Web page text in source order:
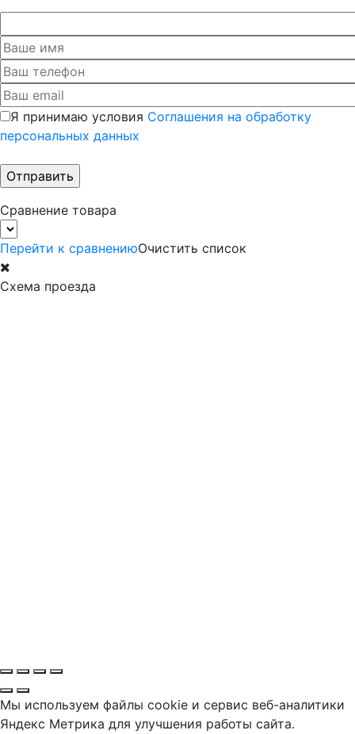
Я принимаю условия Соглашения на обработку
персональных данных
Сравнение товара
Перейти к сравнениюОчистить список
Схема проезда
Мы используем файлы cookie и сервис веб-аналитики
Яндекс Метрика для улучшения работы сайта.